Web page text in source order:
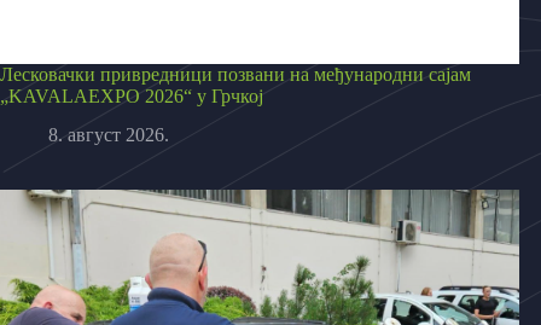
Лесковачки привредници позвани на међународни сајам
„KAVALAEXPO 2026“ у Грчкој
8. август 2026.